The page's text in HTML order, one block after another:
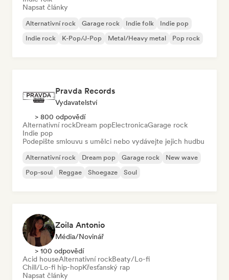
Napsat články
Alternativní rock Garage rock Indie folk
Indie pop
Indie rock
K-Pop/J-Pop Metal/Heavy metal Pop rock
Pravda Records
Vydavatelství
> 800 odpovědí
Alternativní rockDream popElectronicaGarage rock
Indie pop
Podepište smlouvu s umělci nebo vydávejte jejich hudbu
Alternativní rock Dream pop Garage rock
New wave
Pop-soul
Reggae Shoegaze Soul
Zoila Antonio
Média/novinář
> 100 odpovědí
Acid houseAlternativní rockBeaty/Lo-fi
Chill/Lo-fi hip-hopKřesťanský rap
Napsat články